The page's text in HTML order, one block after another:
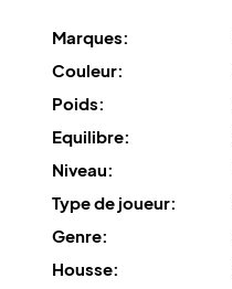
Marques:
Couleur:
Poids:
Equilibre:
Niveau:
Type de joueur:
Genre:
Housse: